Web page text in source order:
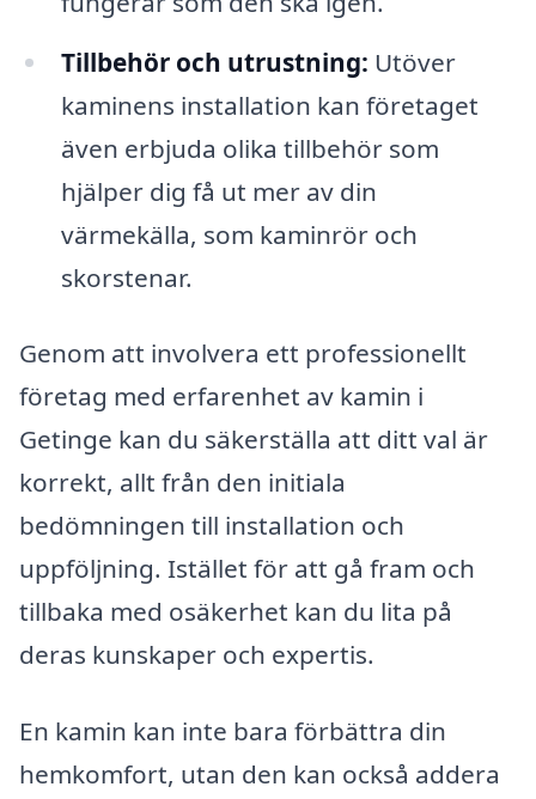
Tillbehör och utrustning: Utöver
kaminens installation kan företaget
även erbjuda olika tillbehör som
hjälper dig få ut mer av din
värmekälla, som kaminrör och
skorstenar.
Genom att involvera ett professionellt
företag med erfarenhet av kamin i
Getinge kan du säkerställa att ditt val är
korrekt, allt från den initiala
bedömningen till installation och
uppföljning. Istället för att gå fram och
tillbaka med osäkerhet kan du lita på
deras kunskaper och expertis.
En kamin kan inte bara förbättra din
hemkomfort, utan den kan också addera